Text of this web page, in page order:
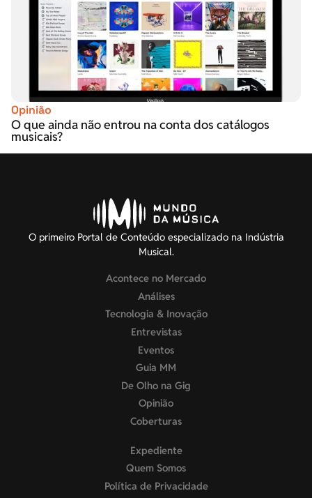
Opinião
O que ainda não entrou na conta dos catálogos
musicais?
O primeiro Portal de Conteúdo especializado na Indústria
Musical.
Acontece no Mercado
Análises
Tecnologia & Inovação
Entrevistas
Eventos
Guia MM
De Olho na Gig
Opinião
Coberturas
Expediente
Quem Somos
Política de Privacidade